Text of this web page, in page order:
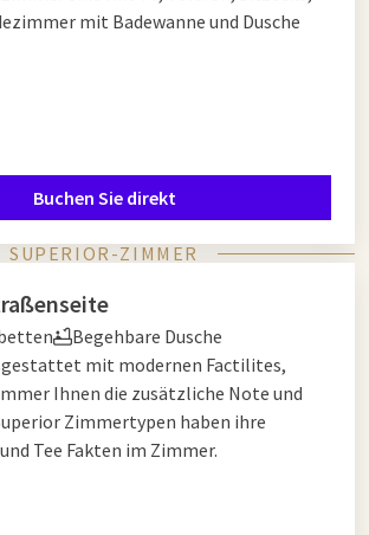
mit Badewanne und Dusche
Buchen Sie direkt
SUPERIOR-ZIMMER
Begehbare Dusche
mit modernen Factilites,
Ihnen die zusätzliche Note und
Zimmertypen haben ihre
Tee Fakten im Zimmer.